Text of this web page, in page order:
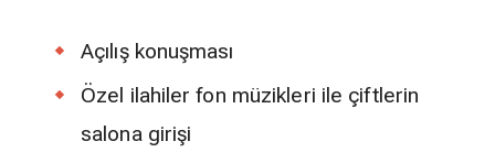
Açılış konuşması
Özel ilahiler fon müzikleri ile çiftlerin
salona girişi